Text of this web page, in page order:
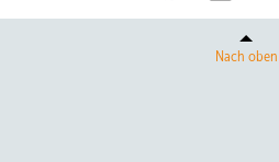
Nach oben